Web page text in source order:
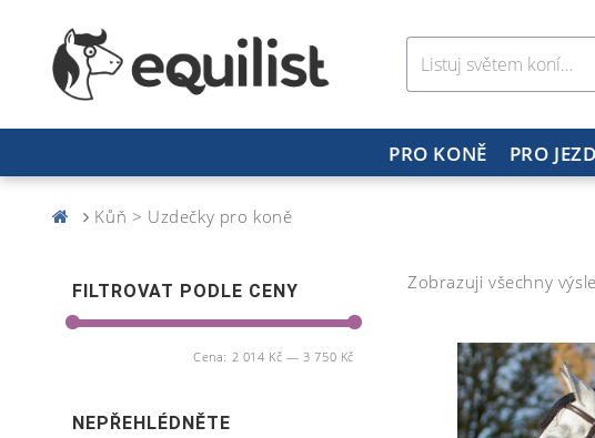
PRO KONĚ PRO
Kůň > Uzdečky pro koně
Zobrazuji všechny
FILTROVAT PODLE CENY
Cena: 2 014 Kč — 3 750 Kč
NEPŘEHLÉDNĚTE